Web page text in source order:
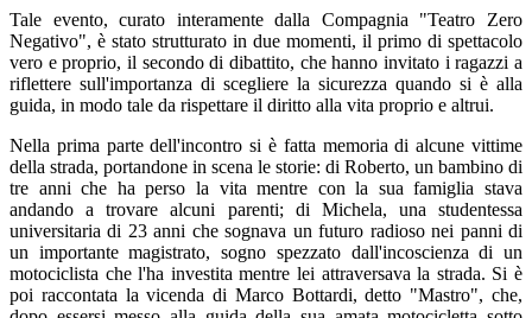
Tale evento, curato interamente dalla Compagnia "Teatro Zero
Negativo", è stato strutturato in due momenti, il primo di spettacolo
vero e proprio, il secondo di dibattito, che hanno invitato i ragazzi a
riflettere sull'importanza di scegliere la sicurezza quando si è alla
guida, in modo tale da rispettare il diritto alla vita proprio e altrui.
Nella prima parte dell'incontro si è fatta memoria di alcune vittime
della strada, portandone in scena le storie: di Roberto, un bambino di
tre anni che ha perso la vita mentre con la sua famiglia stava
andando a trovare alcuni parenti; di Michela, una studentessa
universitaria di 23 anni che sognava un futuro radioso nei panni di
un importante magistrato, sogno spezzato dall'incoscienza di un
motociclista che l'ha investita mentre lei attraversava la strada. Si è
poi raccontata la vicenda di Marco Bottardi, detto "Mastro", che,